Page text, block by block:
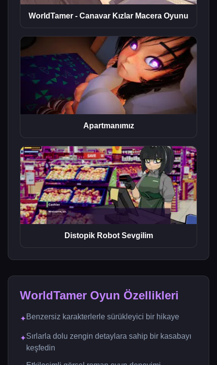
WorldTamer - Canavar Kızlar Macera Oyunu
Apartmanımız
Distopik Robot Sevgilim
WorldTamer Oyun Özellikleri
✦Benzersiz karakterlerle sürükleyici bir hikaye
✦Sırlarla dolu zengin detaylara sahip bir kasabayı
keşfedin